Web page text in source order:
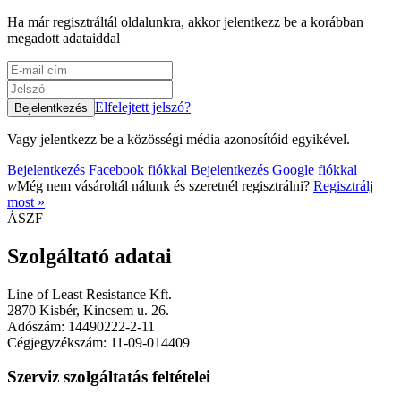
Ha már regisztráltál oldalunkra, akkor jelentkezz be a korábban
megadott adataiddal
Elfelejtett jelszó?
Vagy jelentkezz be a közösségi média azonosítóid egyikével.
Bejelentkezés Facebook fiókkal Bejelentkezés Google fiókkal
wMég nem vásároltál nálunk és szeretnél regisztrálni? Regisztrálj
most »
ÁSZF
Szolgáltató adatai
Line of Least Resistance Kft.
2870 Kisbér, Kincsem u. 26.
Adószám: 14490222-2-11
Cégjegyzékszám: 11-09-014409
Szerviz szolgáltatás feltételei